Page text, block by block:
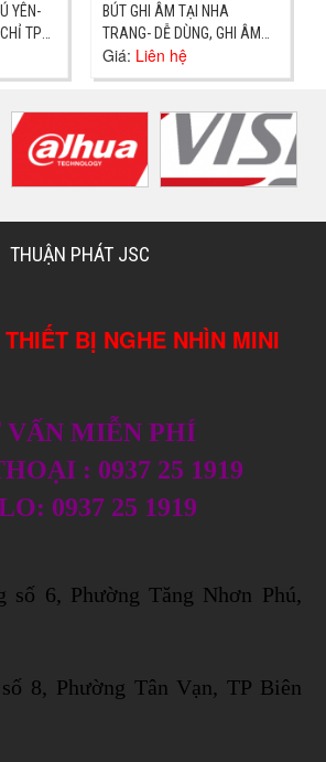
YÊN-
TP
BÚT GHI ÂM TẠI NHA
TRANG- DỄ DÙNG, GHI ÂM
LIÊN TỤC 10 GIỜ- ĐC TRẦN
QÚY CÁP
Giá: Liên hệ
THUẬN PHÁT JSC
NGHE NHÌN MINI
VẤN MIỄN PHÍ
: 0937 25 1919
0937 25 1919
số 6, Phường Tăng Nhơn Phú,
8, Phường Tân Vạn, TP Biên